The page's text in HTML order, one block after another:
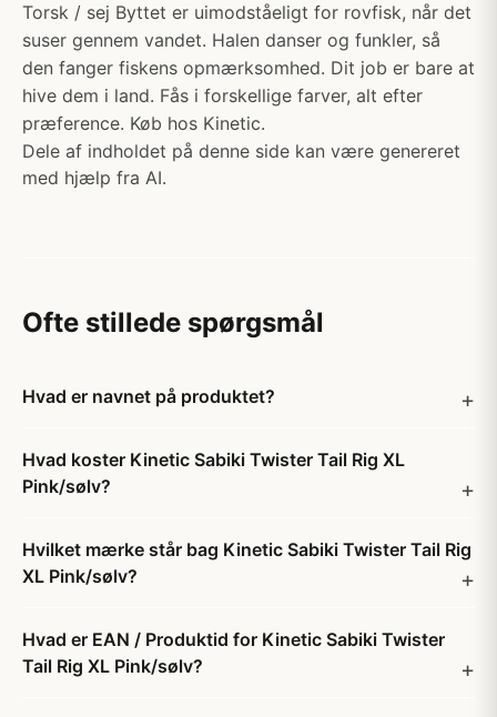
Torsk / sej Byttet er uimodståeligt for rovfisk, når det
suser gennem vandet. Halen danser og funkler, så
den fanger fiskens opmærksomhed. Dit job er bare at
hive dem i land. Fås i forskellige farver, alt efter
præference. Køb hos Kinetic.
Dele af indholdet på denne side kan være genereret
med hjælp fra AI.
Ofte stillede spørgsmål
Hvad er navnet på produktet?
Hvad koster Kinetic Sabiki Twister Tail Rig XL
Pink/sølv?
Hvilket mærke står bag Kinetic Sabiki Twister Tail Rig
XL Pink/sølv?
Hvad er EAN / Produktid for Kinetic Sabiki Twister
Tail Rig XL Pink/sølv?